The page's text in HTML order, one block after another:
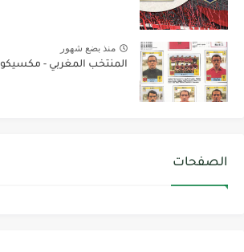
منذ بضع شهور
المنتخب المغربي - مكسيكو 70
الصفحات